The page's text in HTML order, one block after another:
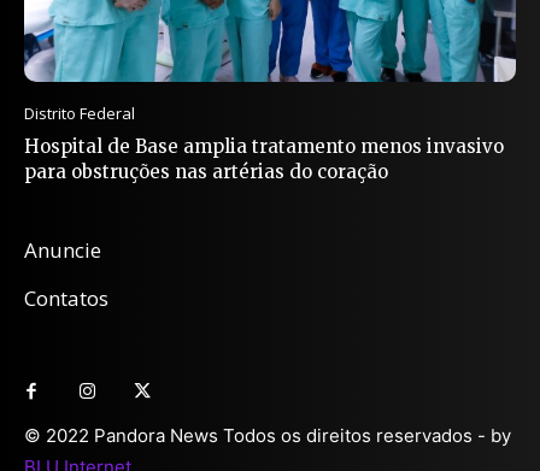
Distrito Federal
Hospital de Base amplia tratamento menos invasivo
para obstruções nas artérias do coração
Anuncie
Contatos
© 2022 Pandora News Todos os direitos reservados - by